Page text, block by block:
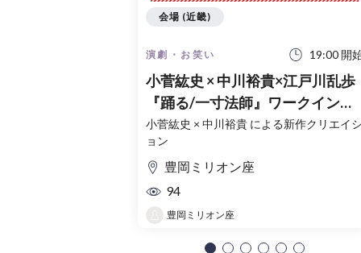
演劇・お笑い 19:00 開
小菅紘史 × 中川裕貴×江戸川乱歩
『踊る/一寸法師』ワークインプ
ログレス
小菅紘史 × 中川裕貴 による新作クリエイ
ョン
豊岡ミリオン座
94
豊岡ミリオン座
会場 (近畿)